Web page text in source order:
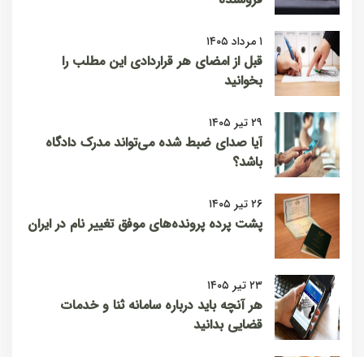
۱ مرداد ۱۴۰۵
قبل از امضای هر قراردادی این مطلب را
بخوانید
۲۹ تیر ۱۴۰۵
آیا صدای ضبط شده می‌تواند مدرک دادگاه
باشد؟
۲۶ تیر ۱۴۰۵
پشت پرده پرونده‌های موفق تغییر نام در ایران
۲۳ تیر ۱۴۰۵
هر آنچه باید درباره سامانه ثنا و خدمات
قضایی بدانید